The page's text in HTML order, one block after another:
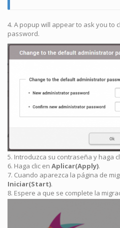
4. A popup will appear to ask you to
password.
5. Introduzca su contraseña y haga
6. Haga clic en Aplicar(Apply).
7. Cuando aparezca la página de
Iniciar(Start).
8. Espere a que se complete la